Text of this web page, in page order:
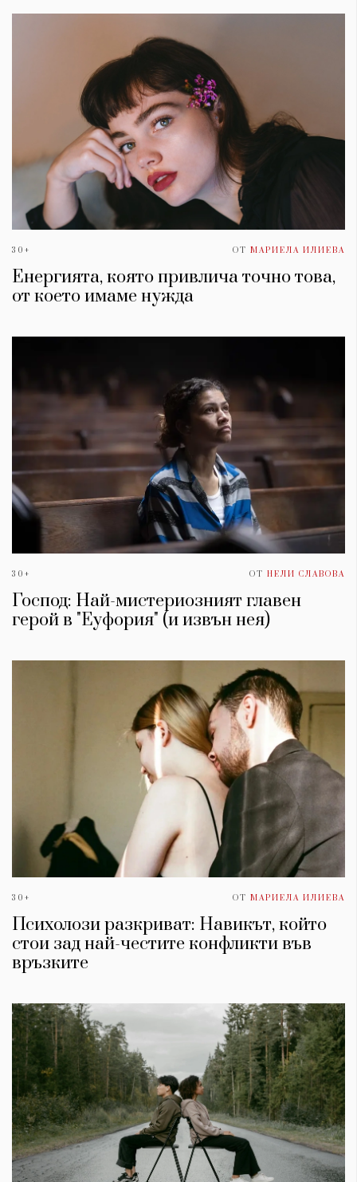
30+ ОТ МАРИЕЛА ИЛИЕВА
Енергията, която привлича точно това,
от което имаме нужда
30+ ОТ НЕЛИ СЛАВОВА
Господ: Най-мистериозният главен
герой в "Еуфория" (и извън нея)
30+ ОТ МАРИЕЛА ИЛИЕВА
Психолози разкриват: Навикът, който
стои зад най-честите конфликти във
връзките